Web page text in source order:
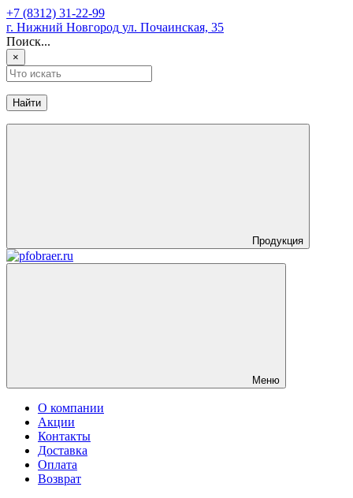
+7 (8312) 31-22-99
г. Нижний Новгород ул. Почаинская, 35
Поиск...
×
Найти
Продукция
Меню
О компании
Акции
Контакты
Доставка
Оплата
Возврат